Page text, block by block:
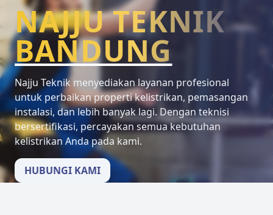
NAJJU TEKNIK
BANDUNG
Najju Teknik menyediakan layanan profesional
untuk perbaikan properti kelistrikan, pemasangan
instalasi, dan lebih banyak lagi. Dengan teknisi
bersertifikasi, percayakan semua kebutuhan
kelistrikan Anda pada kami.
HUBUNGI KAMI